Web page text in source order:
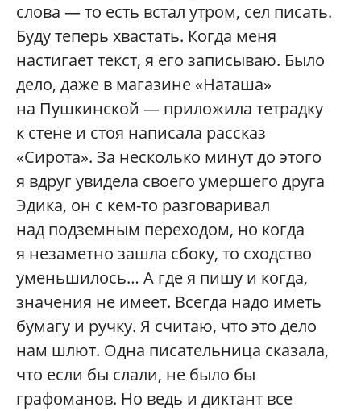
слова — то есть встал утром, сел писать.
Буду теперь хвастать. Когда меня
настигает текст, я его записываю. Было
дело, даже в магазине «Наташа»
на Пушкинской — приложила тетрадку
к стене и стоя написала рассказ
«Сирота». За несколько минут до этого
я вдруг увидела своего умершего друга
Эдика, он с кем-то разговаривал
над подземным переходом, но когда
я незаметно зашла сбоку, то сходство
уменьшилось… А где я пишу и когда,
значения не имеет. Всегда надо иметь
бумагу и ручку. Я считаю, что это дело
нам шлют. Одна писательница сказала,
что если бы слали, не было бы
графоманов. Но ведь и диктант все